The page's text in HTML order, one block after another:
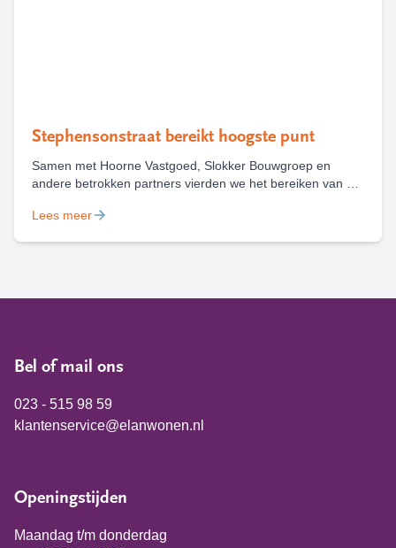
Stephensonstraat bereikt hoogste punt
Samen met Hoorne Vastgoed, Slokker Bouwgroep en
andere betrokken partners vierden we het bereiken van het
Haarlem. Waar in oktober 2024 nog een bouwbord stond,
Lees meer
Bel of mail ons
023 - 515 98 59
klantenservice@elanwonen.nl
Openingstijden
Maandag t/m donderdag